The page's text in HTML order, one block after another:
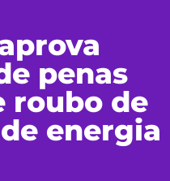
penas
roubo de
energia